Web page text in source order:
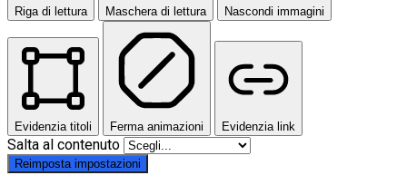
Riga di lettura Maschera di lettura Nascondi immagini
Evidenzia titoli Ferma animazioni Evidenzia link
Salta al contenuto
Reimposta impostazioni